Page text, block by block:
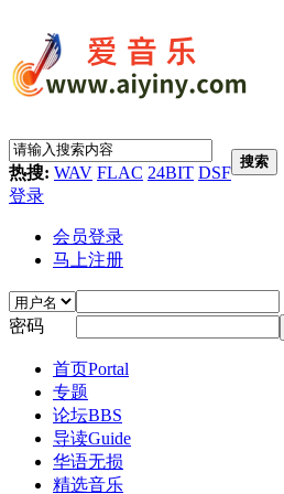
热搜: WAV FLAC 24BIT DSF
搜索
登录
会员登录
马上注册
密码
首页Portal
专题
论坛BBS
导读Guide
华语无损
精选音乐